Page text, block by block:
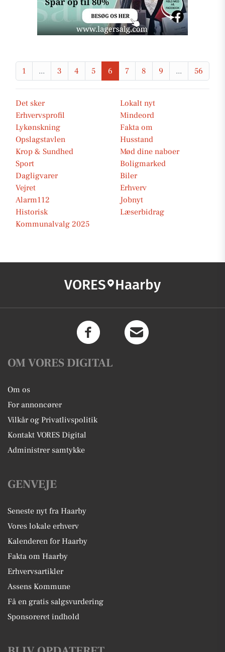
1 ... 3 4 5 6 7 8 9 ... 56
Det sker
Lokalt nyt
Erhvervsprofil
Mindeord
Lykønskning
Fakta om
Opslagstavlen
Husstand
Krop & Sundhed
Mød dine naboer
Sport
Boligmarked
Dagligvarer
Biler
Vejret
Erhverv
Alarm112
Jobnyt
Historisk
Læserbidrag
Kommunalvalg 2025
VORES Haarby
OM VORES DIGITAL
Om os
For annoncører
Vilkår og Privatlivspolitik
Kontakt VORES Digital
Administrer samtykke
GENVEJE
Seneste nyt fra Haarby
Vores lokale erhverv
Kalenderen for Haarby
Fakta om Haarby
Erhvervsartikler
Assens Kommune
Få en gratis salgsvurdering
Sponsoreret indhold